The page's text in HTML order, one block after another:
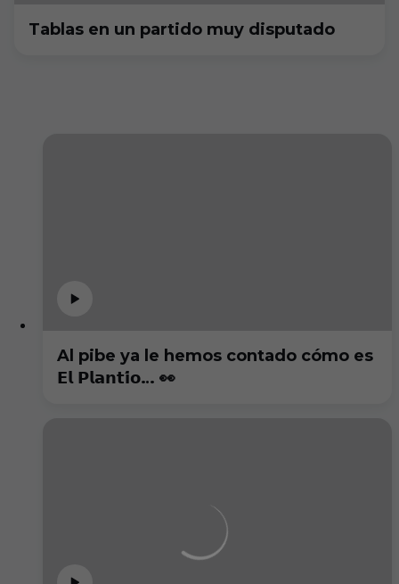
Tablas en un partido muy disputado
Al pibe ya le hemos contado cómo es
𝗘𝗹 𝗣𝗹𝗮𝗻𝘁𝗶́𝗼… 👀